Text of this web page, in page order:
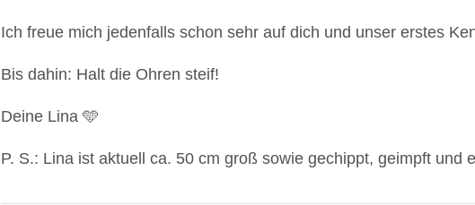
Ich freue mich jedenfalls schon sehr auf dich und unser erstes
Bis dahin: Halt die Ohren steif!
Deine Lina 🩵
P. S.: Lina ist aktuell ca. 50 cm groß sowie gechippt, geimpft und